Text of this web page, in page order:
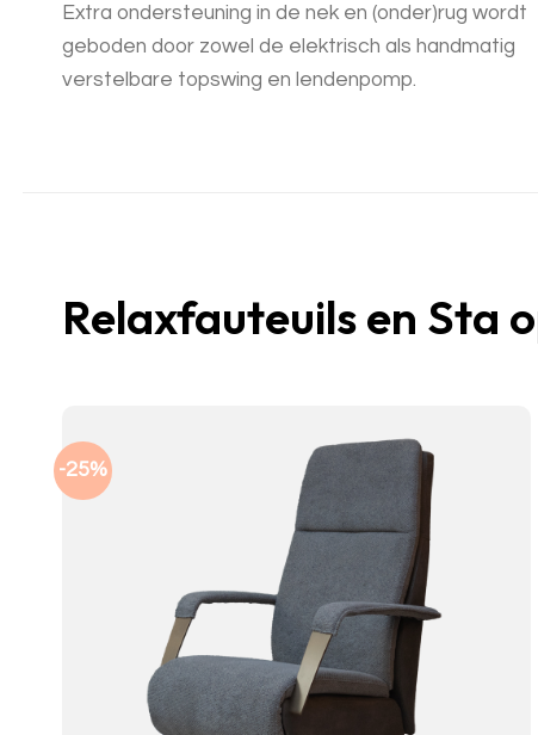
Extra ondersteuning in de nek en (onder)rug wordt
geboden door zowel de elektrisch als handmatig
verstelbare topswing en lendenpomp.
Relaxfauteuils en Sta
-25%